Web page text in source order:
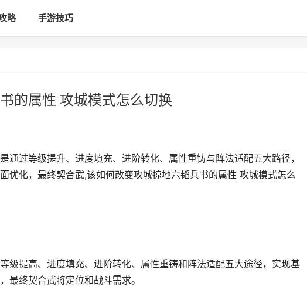
略 手游技巧
的属性 攻城模式怎么切换
通过等级提升、进度填充、进阶转化、属性重铸与阵法适配五大路径，
优化，最终契合武,该如何改变攻城掠地六韬兵书的属性 攻城模式怎么
级提高、进度填充、进阶转化、属性重铸和阵法适配五大途径，实现基
最终契合武将定位和战斗需求。